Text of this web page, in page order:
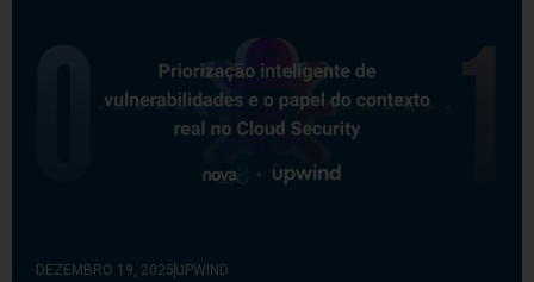
DEZEMBRO 19, 2025 UPWIND